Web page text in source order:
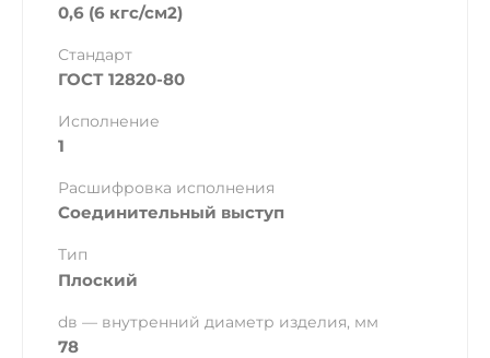
0,6 (6 кгс/см2)
Стандарт
ГОСТ 12820-80
Исполнение
1
Расшифровка исполнения
Соединительный выступ
Тип
Плоский
dв — внутренний диаметр изделия, мм
78